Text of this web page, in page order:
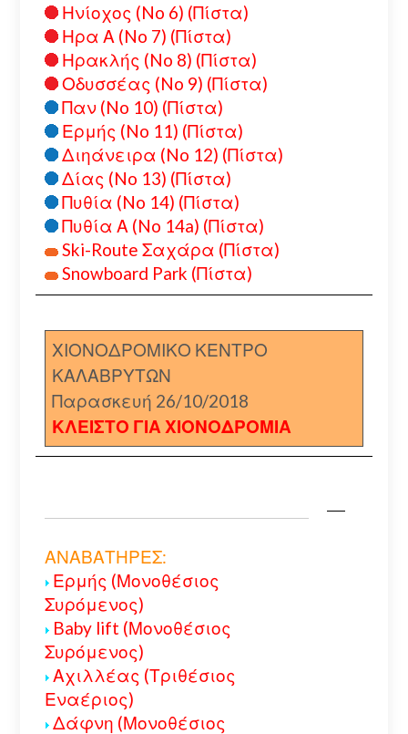
Ηνίοχος (No 6) (Πίστα)
Ηρα Α (No 7) (Πίστα)
Ηρακλής (No 8) (Πίστα)
Οδυσσέας (No 9) (Πίστα)
Παν (No 10) (Πίστα)
Ερμής (No 11) (Πίστα)
Διηάνειρα (No 12) (Πίστα)
Δίας (No 13) (Πίστα)
Πυθία (No 14) (Πίστα)
Πυθία Α (No 14a) (Πίστα)
Ski-Route Σαχάρα (Πίστα)
Snowboard Park (Πίστα)
ΧΙΟΝΟΔΡΟΜΙΚΟ ΚΕΝΤΡΟ
ΚΑΛΑΒΡΥΤΩΝ
Παρασκευή 26/10/2018
ΚΛΕΙΣΤΟ ΓΙΑ ΧΙΟΝΟΔΡΟΜΙΑ
ΑΝΑΒΑΤΗΡΕΣ:
Ερμής (Μονοθέσιος
Συρόμενος)
Baby lift (Μονοθέσιος
Συρόμενος)
Αχιλλέας (Τριθέσιος
Εναέριος)
Δάφνη (Μονοθέσιος